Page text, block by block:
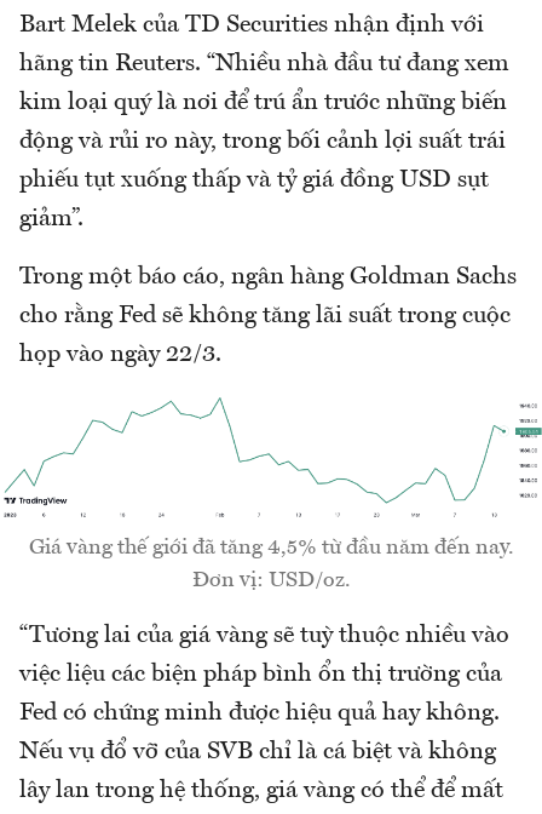
Bart Melek của TD Securities nhận định với
hãng tin Reuters. “Nhiều nhà đầu tư đang xem
kim loại quý là nơi để trú ẩn trước những biến
động và rủi ro này, trong bối cảnh lợi suất trái
phiếu tụt xuống thấp và tỷ giá đồng USD sụt
giảm”.
Trong một báo cáo, ngân hàng Goldman Sachs
cho rằng Fed sẽ không tăng lãi suất trong cuộc
họp vào ngày 22/3.
Giá vàng thế giới đã tăng 4,5% từ đầu năm đến nay.
Đơn vị: USD/oz.
“Tương lai của giá vàng sẽ tuỳ thuộc nhiều vào
việc liệu các biện pháp bình ổn thị trường của
Fed có chứng minh được hiệu quả hay không.
Nếu vụ đổ vỡ của SVB chỉ là cá biệt và không
lây lan trong hệ thống, giá vàng có thể để mất